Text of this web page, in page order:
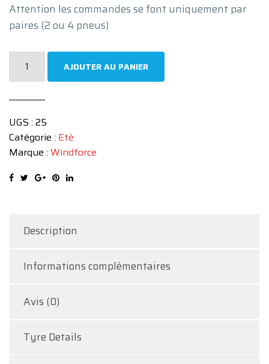
Attention les commandes se font uniquement par
paires (2 ou 4 pneus)
quantité
75H
CATCHFORS
AJOUTER AU PANIER
UGS : 25
Catégorie : Eté
Marque : Windforce
Description
Informations complémentaires
Avis (0)
Tyre Details